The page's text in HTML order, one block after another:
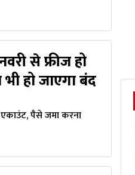
से फ्रीज हो
हो जाएगा बंद
पैसे जमा करना